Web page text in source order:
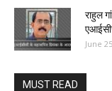
राहुल
June
MUST READ